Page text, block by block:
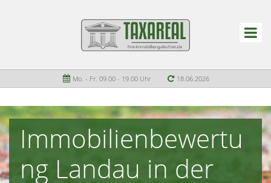
Mo. - Fr. 09.00 - 19.00 Uhr 18.06.2026
Immobilienbewertu
ng Landau in der